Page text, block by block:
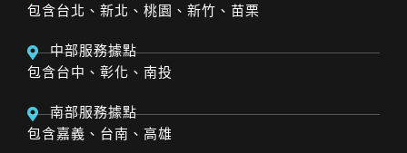
包含台北、新北、桃園、新竹、苗栗
中部服務據點
包含台中、彰化、南投
南部服務據點
包含嘉義、台南、高雄